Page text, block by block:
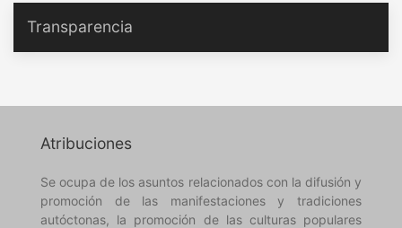
Transparencia
Atribuciones
Se ocupa de los asuntos relacionados con la difusión y
promoción de las manifestaciones y tradiciones
autóctonas, la promoción de las culturas populares